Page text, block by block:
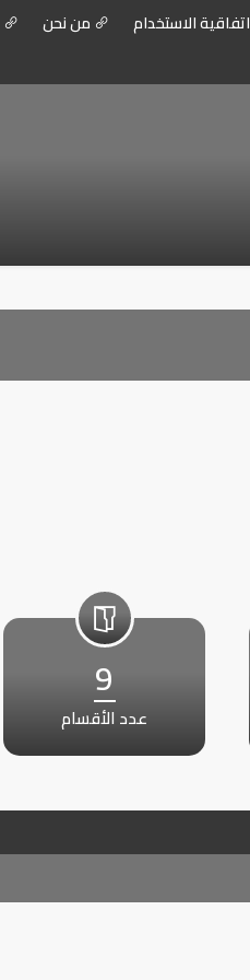
اتفاقية الاستخدام من نحن
9
عدد الأقسام